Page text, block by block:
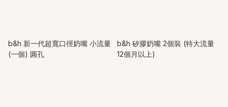
b&h 新一代超寬口徑奶嘴 小流量
(一個) 圓孔
b&h 矽膠奶嘴 2個裝 (特大流量
12個月以上)